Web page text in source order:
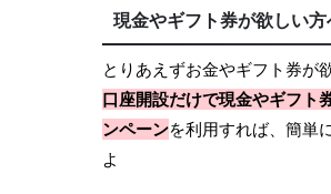
現金やギフト券が欲しい方
とりあえずお金やギフト券が
口座開設だけで現金やギフト
ンペーンを利用すれば、簡単
よ